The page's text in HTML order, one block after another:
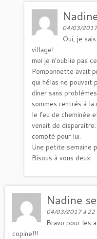
04/03/
Oui, je
village!
moi je n’oublie pas
Pomponnette avait
qui hélas ne pouvait
dîner sans
sommes rentrés à
le feu de cheminée
venait de
compté pour lui.
Une petite semaine
Bisous à vous deux.
Nadine
04/03/2017 à 22
Bravo pour les
copine!!!